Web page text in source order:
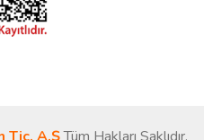
Tic. A.ŞTüm Hakları Saklıdır.